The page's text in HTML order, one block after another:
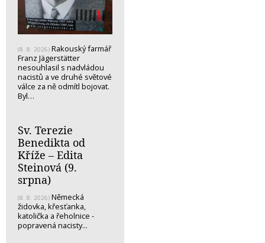
(8. 8. 2026) Rakouský farmář
Franz Jägerstätter
nesouhlasil s nadvládou
nacistů a ve druhé světové
válce za ně odmítl bojovat.
Byl…
Sv. Terezie
Benedikta od
Kříže – Edita
Steinová (9.
srpna)
(8. 8. 2026) Německá
židovka, křesťanka,
katolička a řeholnice -
popravená nacisty...